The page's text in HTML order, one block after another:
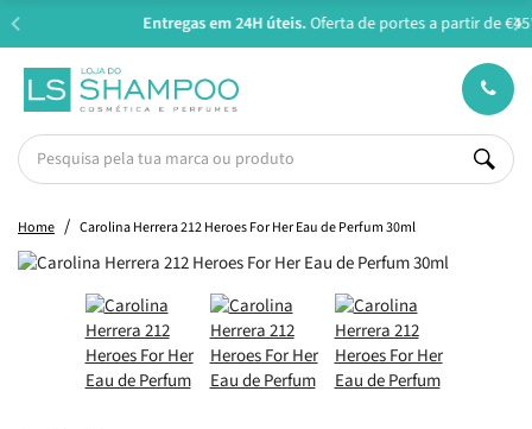
Entregas em 24H úteis.Oferta de portes a partir de €45*
Home Carolina Herrera 212 Heroes For Her Eau de Perfum 30ml